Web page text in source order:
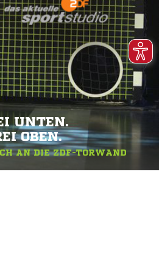
UNTEN.
OBEN.
AN DIE ZDF-TORWAND